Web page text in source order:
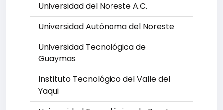
Universidad del Noreste A.C.
Universidad Autónoma del Noreste
Universidad Tecnológica de
Guaymas
Instituto Tecnológico del Valle del
Yaqui